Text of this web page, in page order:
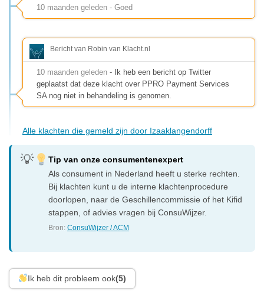
10 maanden geleden - Goed
Bericht van Robin van Klacht.nl
10 maanden geleden - Ik heb een bericht op Twitter
geplaatst dat deze klacht over PPRO Payment Services
SA nog niet in behandeling is genomen.
Alle klachten die gemeld zijn door Izaaklangendorff
Tip van onze consumentenexpert
Als consument in Nederland heeft u sterke rechten.
Bij klachten kunt u de interne klachtenprocedure
doorlopen, naar de Geschillencommissie of het Kifid
stappen, of advies vragen bij ConsuWijzer.
Bron:ConsuWijzer / ACM
Ik heb dit probleem ook(5)